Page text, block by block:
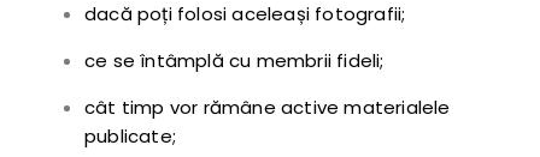
dacă poți folosi aceleași fotografii;
ce se întâmplă cu membrii fideli;
cât timp vor rămâne active materialele
publicate;